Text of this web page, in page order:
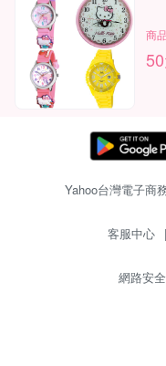
商
Yahoo台灣電子商
客服中心 |
網路安全